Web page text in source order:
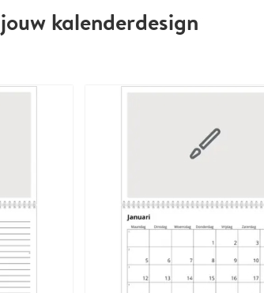
kalenderdesign